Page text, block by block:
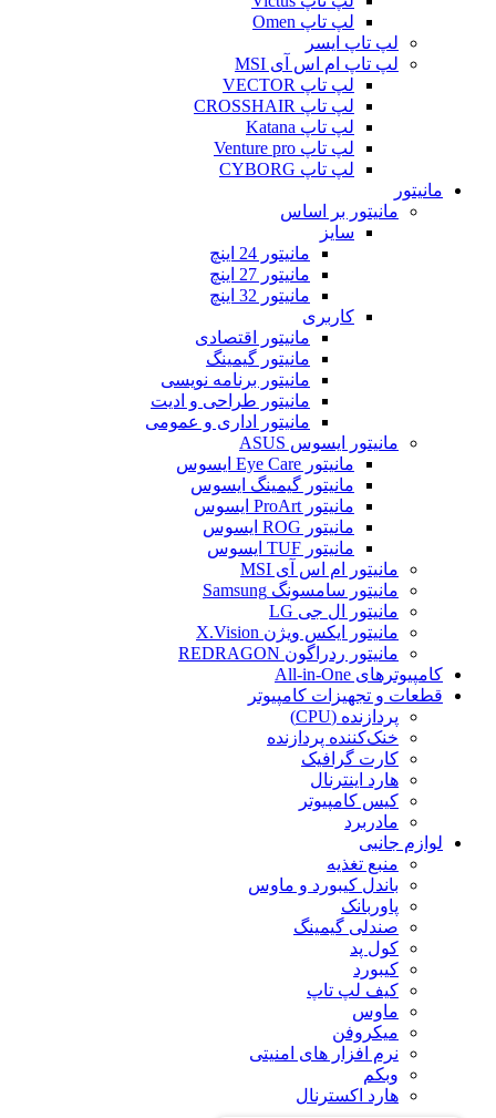
لپ تاپ Omen
لپ تاپ ایسر
لپ تاپ ام اس آی MSI
لپ تاپ VECTOR
لپ تاپ CROSSHAIR
لپ تاپ Katana
لپ تاپ Venture pro
لپ تاپ CYBORG
مانیتور
مانیتور بر اساس
سایز
مانیتور 24 اینچ
مانیتور 27 اینچ
مانیتور 32 اینچ
کاربری
مانیتور اقتصادی
مانیتور گیمینگ
مانیتور برنامه نویسی
مانیتور طراحی و ادیت
مانیتور اداری و عمومی
مانیتور ایسوس ASUS
مانیتور Eye Care ایسوس
مانیتور گیمینگ ایسوس
مانیتور ProArt ایسوس
مانیتور ROG ایسوس
مانیتور TUF ایسوس
مانیتور ام اس آی MSI
مانیتور سامسونگ Samsung
مانیتور ال جی LG
مانیتور ایکس ویژن X.Vision
مانیتور ردراگون REDRAGON
کامپیوترهای All-in-One
قطعات و تجهیزات کامپیوتر
پردازنده (CPU)
خنک‌کننده پردازنده
کارت گرافیک
هارد اینترنال
کیس کامپیوتر
مادربرد
لوازم جانبی
منبع تغذیه
باندل کیبورد و ماوس
پاوربانک
صندلی گیمینگ
کول پد
کیبورد
کیف لپ تاپ
ماوس
میکروفن
نرم افزار های امنیتی
وبکم
هارد اکسترنال